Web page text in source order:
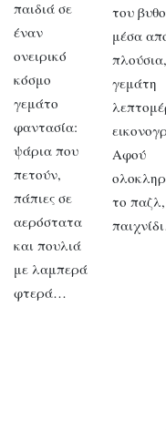
παιδιά σε
έναν
ονειρικό
κόσμο
γεμάτο
φαντασία:
ψάρια που
πετούν,
πάπιες σε
αερόστατα
και πουλιά
με λαμπερά
φτερά…
του
μέσα
πλούσια,
γεμάτη
Αφού
το